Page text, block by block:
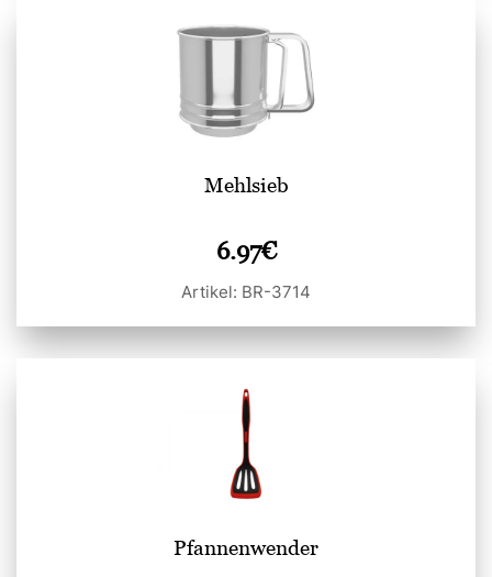
Mehlsieb
6.97€
Artikel: BR-3714
Pfannenwender